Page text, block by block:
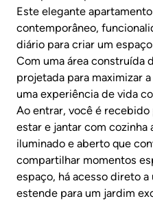
Este elegante
contemporâneo,
diário para criar um
Com uma área construída
projetada para maximizar
uma experiência de vida
Ao entrar, você é recebido
estar e jantar com cozinha
iluminado e aberto que
compartilhar momentos
espaço, há acesso direto
estende para um jardim